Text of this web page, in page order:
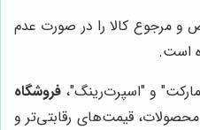
و مرجوع کالا را در صورت عدم
است.
و "اسپرت‌رینگ"، فروشگاه
محصولات، قیمت‌های رقابتی‌تر و